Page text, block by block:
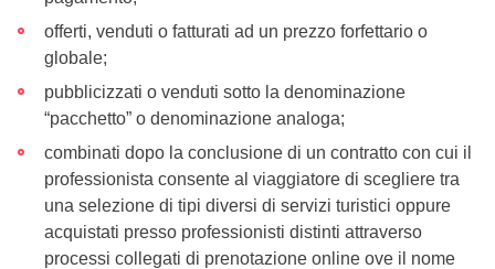
offerti, venduti o fatturati ad un prezzo forfettario o
globale;
pubblicizzati o venduti sotto la denominazione
“pacchetto” o denominazione analoga;
combinati dopo la conclusione di un contratto con cui il
professionista consente al viaggiatore di scegliere tra
una selezione di tipi diversi di servizi turistici oppure
acquistati presso professionisti distinti attraverso
processi collegati di prenotazione online ove il nome